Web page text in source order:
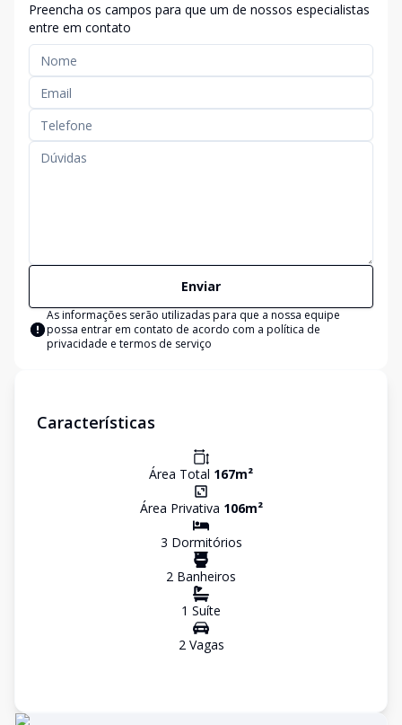
Preencha os campos para que um de nossos especialistas
entre em contato
Enviar
As informações serão utilizadas para que a nossa equipe
possa entrar em contato de acordo com a política de
privacidade e termos de serviço
Características
Área Total 167m²
Área Privativa 106m²
3 Dormitórios
2 Banheiros
1 Suíte
2Vagas